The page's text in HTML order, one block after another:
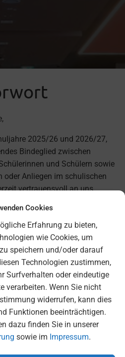
Cookies
Erfahrung zu bieten,
wie Cookies, um
speichern und/oder darauf
Technologien zustimmen,
Surfverhalten oder eindeutige
verarbeiten. Wenn Sie nicht
widerrufen, kann dies
Funktionen beeinträchtigen.
dazu finden Sie in unserer
sowie im Impressum.
2025/26 und 2026/27,
Bindeglied zwischen
und Schülern sowie
oder Anliegen im schulischen
vertrauensvoll an uns
gerne mit Rat und Hilfe.
das Schulleben aktiv mit. In
der Schulleitung bringen wir
ein, um die
Schule gemeinsam
wollen, schreiben Sie bitte
11@web.de.